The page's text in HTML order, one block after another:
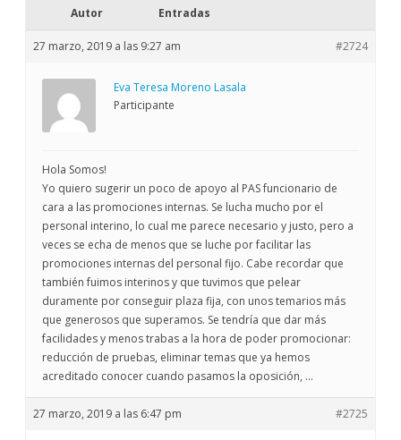
Autor Entradas
27 marzo, 2019 a las 9:27 am #2724
Eva Teresa Moreno Lasala
Participante
Hola Somos!
Yo quiero sugerir un poco de apoyo al PAS funcionario de
cara a las promociones internas. Se lucha mucho por el
personal interino, lo cual me parece necesario y justo, pero a
veces se echa de menos que se luche por facilitar las
promociones internas del personal fijo. Cabe recordar que
también fuimos interinos y que tuvimos que pelear
duramente por conseguir plaza fija, con unos temarios más
que generosos que superamos. Se tendría que dar más
facilidades y menos trabas a la hora de poder promocionar:
reducción de pruebas, eliminar temas que ya hemos
acreditado conocer cuando pasamos la oposición, …
27 marzo, 2019 a las 6:47 pm #2725